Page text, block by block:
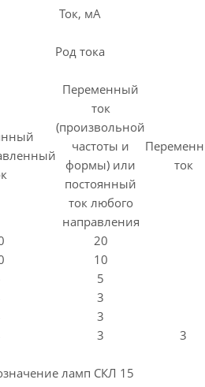
Ток, мА
Род тока
Переменный
ток
(произвольной
частоты и
формы) или
постоянный
ток любого
направления
ток
20
10
5
3
3
3 3
ламп СКЛ 15